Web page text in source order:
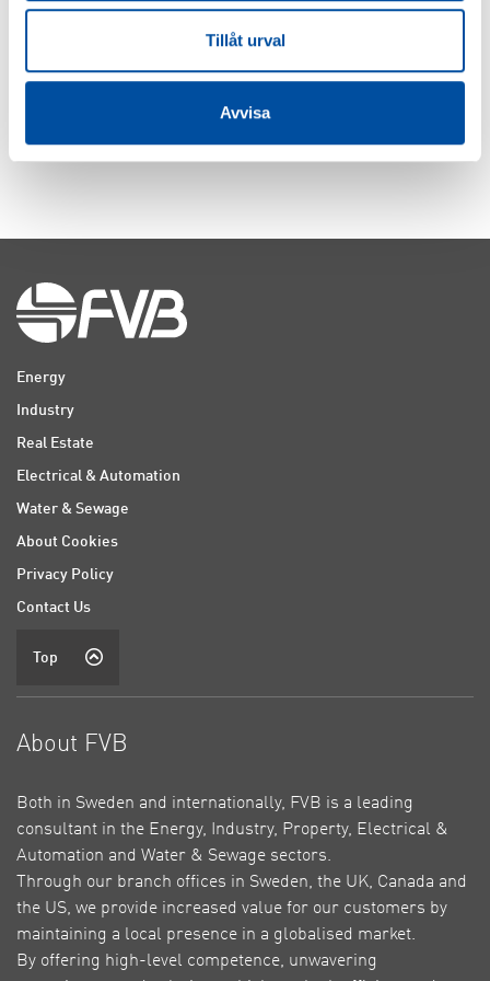
Tillåt urval
Avvisa
Work, inspiration, and awards
at this year’s FVB Day
Energy
Industry
Real Estate
Electrical & Automation
Water & Sewage
About Cookies
Privacy Policy
Contact Us
Top
About FVB
Both in Sweden and internationally, FVB is a leading
consultant in the Energy, Industry, Property, Electrical &
Automation and Water & Sewage sectors.
Through our branch offices in Sweden, the UK, Canada and
the US, we provide increased value for our customers by
maintaining a local presence in a globalised market.
By offering high-level competence, unwavering